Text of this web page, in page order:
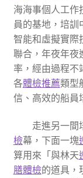
海海事個人工作
員的基地，培訓
智能和虛擬實際
聯合，年夜年夜
率，經由過程不
各體檢推薦類型
信、高效的船員
走進另一間
檢幕，下面一塊
算用來「與林天
膳體檢的道具，